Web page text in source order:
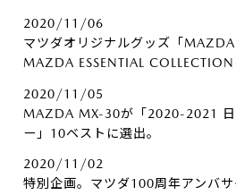
2020/11/06
マツダオリジナルグッズ「
MAZDA ESSENTIAL COLLECTION
2020/11/05
MAZDA MX-30が「2020-2021 日
ー」10ベストに選出。
2020/11/02
特別企画。マツダ100周年アンバ